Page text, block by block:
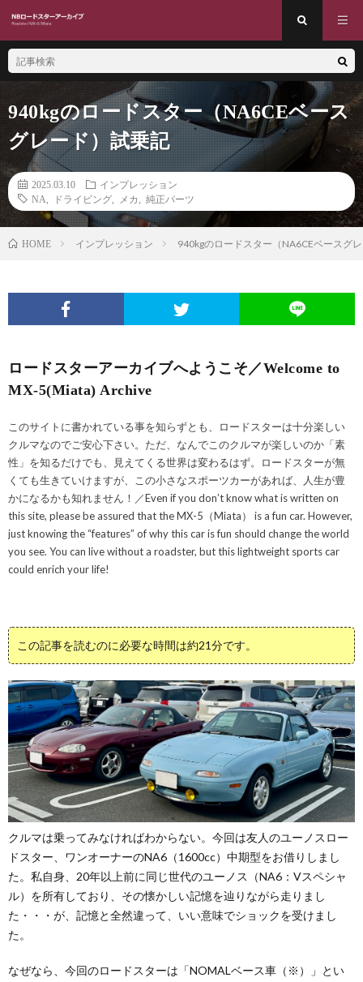
940kgのロードスター（NA6CEベース
グレード）試乗記
2025.03.10
インプレッション
NA
ドライビング メカ 純正パーツ
HOME インプレッション 940kgのロードスター（NA6CEベースグ
ロードスターアーカイブへようこそ／Welcome to
MX-5(Miata) Archive
このサイトに書かれている事を知らずとも、ロードスターは十分楽しい
クルマなのでご安心下さい。ただ、なんでこのクルマが楽しいのか「素
性」を知るだけでも、見えてくる世界は変わるはず。ロードスターが無
くても生きていけますが、この小さなスポーツカーがあれば、人生が豊
かになるかも知れません！／Even if you don’t know what is written on
this site, please be assured that the MX-5（Miata） is a fun car. However,
just knowing the “features” of why this car is fun should change the world
you see. You can live without a roadster, but this lightweight sports car
could enrich your life!
この記事を読むのに必要な時間は約21分です。
クルマは乗ってみなければわからない。今回は友人のユーノスロー
ドスター、ワンオーナーのNA6（1600cc）中期型をお借りしまし
た。私自身、20年以上前に同じ世代のユーノス（NA6：Vスペシャ
ル）を所有しており、その懐かしい記憶を辿りながら走りまし
た・・・が、記憶と全然違って、いい意味でショックを受けまし
た。
なぜなら、今回のロードスターは「NOMALベース車（※）」とい